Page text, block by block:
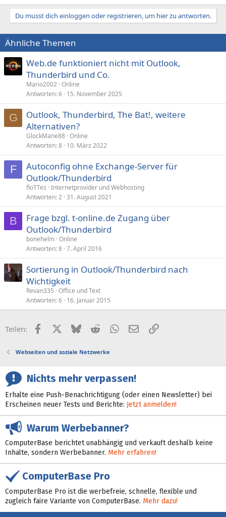
Du musst dich einloggen oder registrieren, um hier zu antworten.
Ähnliche Themen
Web.de funktioniert nicht mit Outlook,
Thunderbird und Co.
Mario2002 Online
Antworten 6 15. November 2025
G
Outlook, Thunderbird, The Bat!, weitere
Alternativen?
GlockMane88 Online
Antworten 8 10. März 2022
F
Autoconfig ohne Exchange-Server für
Outlook/Thunderbird
floTTes Internetprovider und Webhosting
Antworten 2 31. August 2021
B
Frage bzgl. t-online.de Zugang über
Outlook/Thunderbird
bonehelm Online
Antworten 8 7. April 2016
Sortierung in Outlook/Thunderbird nach
Wichtigkeit
Revan335 Office und Text
Antworten 6 16. Januar 2015
Teilen: FacebookX (Twitter)
BlueskyRedditWhatsApp
E-MailLink
Webseiten und soziale Netzwerke
Nichts mehr verpassen!
Erhalte eine Push-Benachrichtigung (oder einen Newsletter) bei
Erscheinen neuer Tests und Berichte: Jetzt anmelden!
Warum Werbebanner?
ComputerBase berichtet unabhängig und verkauft deshalb keine
Inhalte, sondern Werbebanner. Mehr erfahren!
ComputerBase Pro
ComputerBase Pro ist die werbefreie, schnelle, flexible und
zugleich faire Variante von ComputerBase. Mehr dazu!